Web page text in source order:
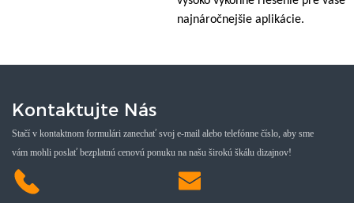
najnáročnejšie aplikácie.
Kontaktujte Nás
Stačí v kontaktnom formulári zanechať svoj e-mail alebo telefónne číslo, aby sme
vám mohli poslať bezplatnú cenovú ponuku na našu širokú škálu dizajnov!